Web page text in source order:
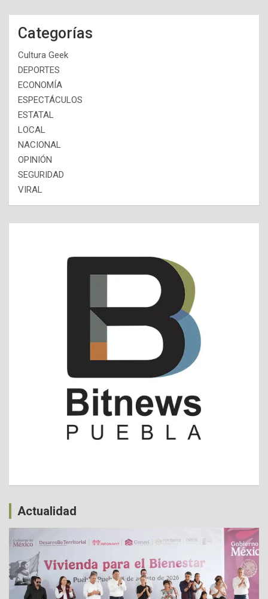
Categorías
Cultura Geek
DEPORTES
ECONOMÍA
ESPECTÁCULOS
ESTATAL
LOCAL
NACIONAL
OPINIÓN
SEGURIDAD
VIRAL
Actualidad